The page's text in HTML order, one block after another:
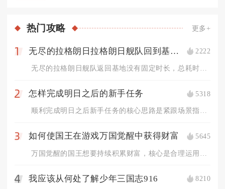
热门攻略 更多+
无尽的拉格朗日拉格朗日舰队回到基地需多长时间 2222
2 怎样完成明日之后的新手任务 5318
顺利完成明日之后新手任务的核心思路是紧跟场景指引优先推进主线...
3 如何使国王在游戏万国觉醒中获得财富 5645
4 我应该从何处了解少年三国志916 8210